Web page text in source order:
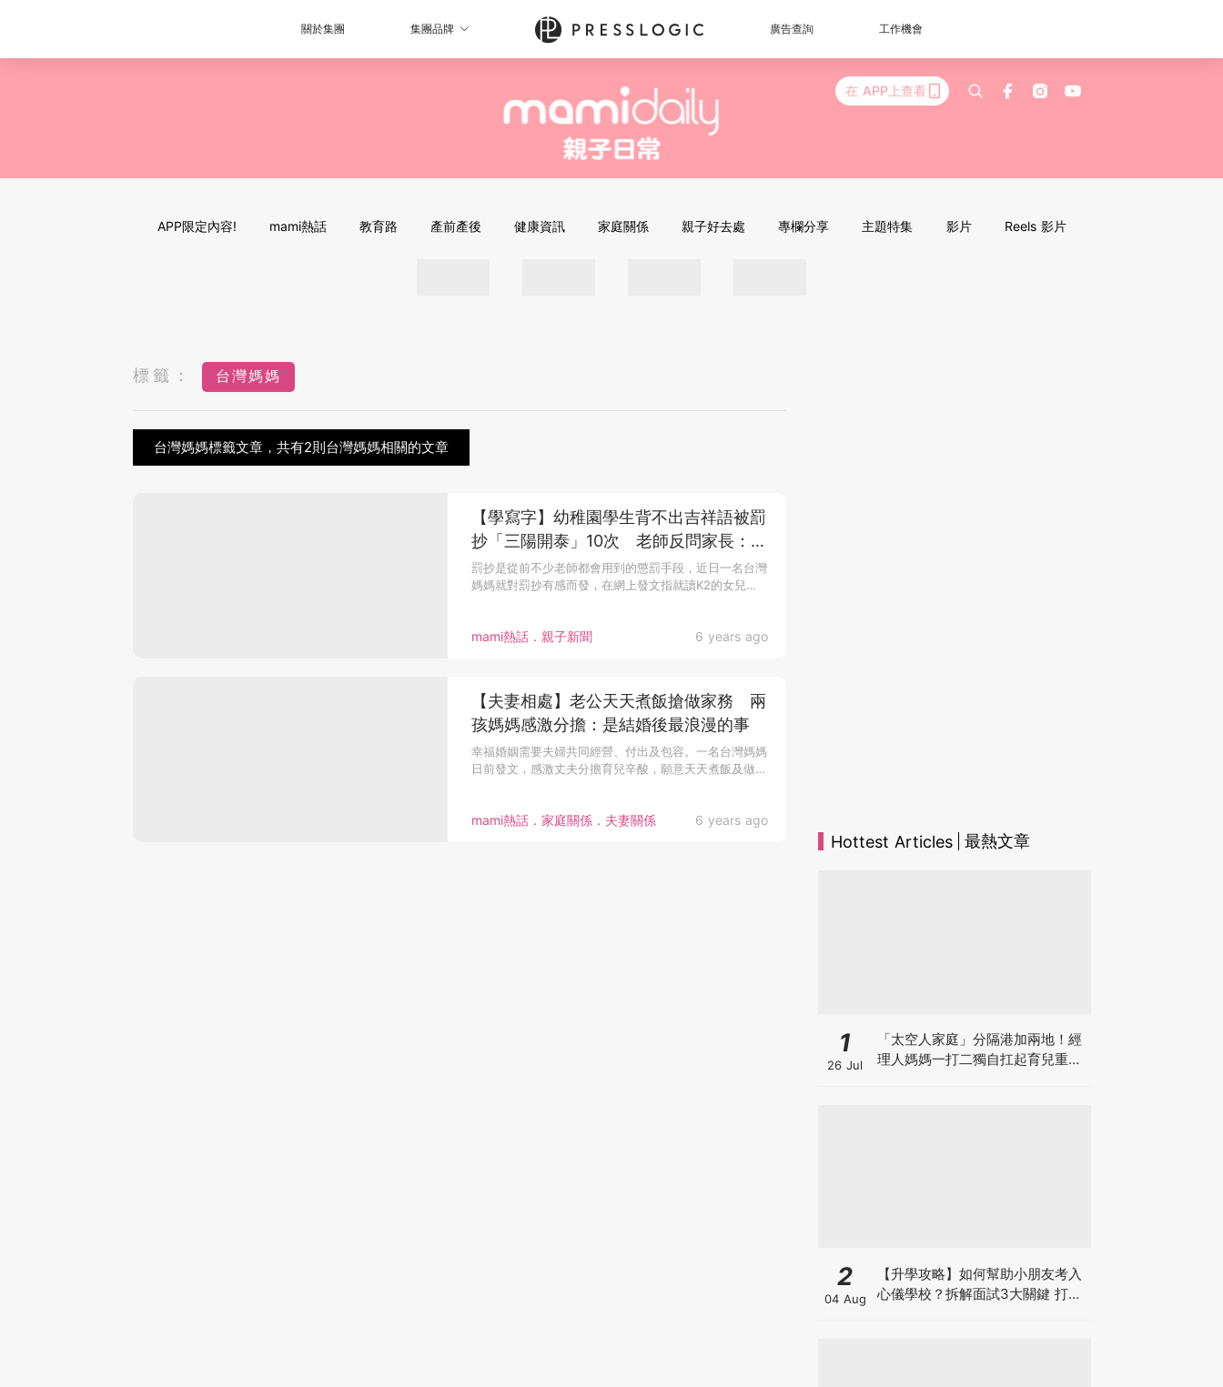
關於集團 集團品牌 廣告查詢 工作機會
在 APP上查看
APP限定內容! mami熱話 教育路 產前產後 健康資訊 家庭關係 親子好去處 專欄分享 主題特集 影片 Reels 影片
標籤： 台灣媽媽
台灣媽媽標籤文章，共有2則台灣媽媽相關的文章
mami熱話．親子新聞 6 years ago
【學寫字】幼稚園學生背不出吉祥語被罰
抄「三陽開泰」10次 老師反問家長：早
點學寫字不是很好嗎？
罰抄是從前不少老師都會用到的懲罰手段，近日一名台灣
媽媽就對罰抄有感而發，在網上發文指就讀K2的女兒
mami熱話．家庭關係．夫妻關係 6 years ago
【夫妻相處】老公天天煮飯搶做家務 兩
孩媽媽感激分擔：是結婚後最浪漫的事
幸福婚姻需要夫婦共同經營、付出及包容。一名台灣媽媽
日前發文，感激丈夫分擔育兒辛酸，願意天天煮飯及做
Hottest Articles 最熱文章
1
26 Jul
「太空人家庭」分隔港加兩地！經
理人媽媽一打二獨自扛起育兒重
2
04 Aug
【升學攻略】如何幫助小朋友考入
心儀學校？拆解面試3大關鍵 打好